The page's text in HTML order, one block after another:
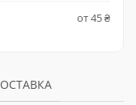
от 45 ₴